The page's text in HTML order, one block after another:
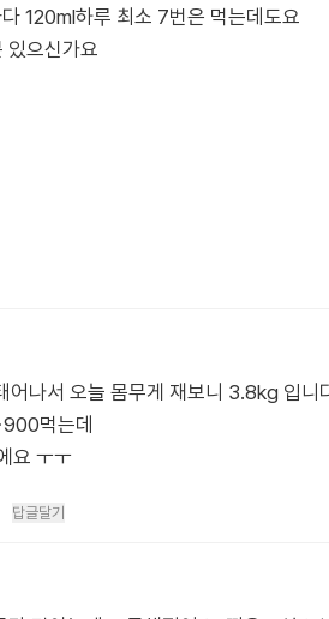
120ml하루 최소 7번은 먹는데도요
있으신가요
어나서 오늘 몸무게 재보니 3.8kg 입니
먹는데
요 ㅜㅜ
답글달기